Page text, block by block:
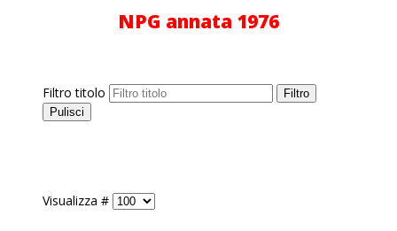
NPG annata 1976
Filtro titolo
Filtro
Pulisci
Visualizza #